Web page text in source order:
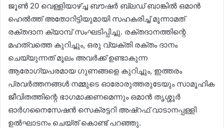
ജൂൺ 20 വെള്ളിയാഴ്ച്ച ബൗഷര്‍ ബ്ലഡ് ബാങ്കില്‍ ഒമാന്‍
ഹെല്‍ത്ത് അതോറിട്ടിയുമായി സഹകരിച്ച് മൂന്നാമത്
രക്തദാന ക്യാമ്പ് സംഘടിപ്പിച്ചു. രക്‌തദാനത്തിന്റെ
മഹത്വത്തെ കുറിച്ചും, ഒരു വ്യക്തി രക്‌തം ദാനം
ചെയ്യുന്നത് മൂലം അവർക്ക് ഉണ്ടാകുന്ന
ആരോഗ്യപരമായ ഗുണങ്ങളെ കുറിച്ചും, ഇത്തരം
പ്രവര്‍ത്തനങ്ങള്‍ നമ്മുടെ ഓരോരുത്തരുടേയും സാമൂഹിക
ജീവിതത്തിന്റെ ഭാഗമാക്കണമെന്നും ഒമാന്‍ തൃശ്ശൂര്‍
ഓര്‍ഗനൈസേഷന്‍ സെക്രട്ടറി അഷ്റഫ് വാടാനപ്പള്ളി
ഉല്‍ഘാടനം ചെയ്ത് കൊണ്ട് പറഞ്ഞു.